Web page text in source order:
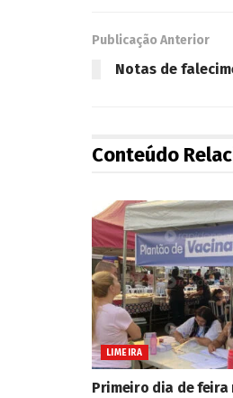
Publicação Anterior
Notas de
Conteúdo
LIMEIRA
Primeiro dia de